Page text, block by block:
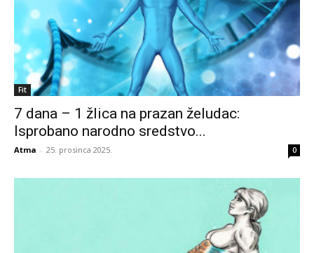
Fit
7 dana – 1 žlica na prazan želudac:
Isprobano narodno sredstvo...
Atma - 25. prosinca 2025. 0